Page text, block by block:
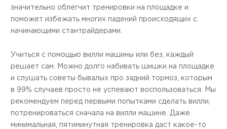
значительно облегчит тренировки на площадке и
поможет избежать многих падений происходящих с
начинающими стантрайдерами.
Учиться с помощью вилли машины или без, каждый
решает сам. Можно долго набивать шишки на площадке
и слушать советы бывалых про задний тормоз, которым
в 99% случаев просто не успевают воспользоваться. Мы
рекомендуем перед первыми попытками сделать вилли,
потренироваться сначала на вилли машине. Даже
минимальная, пятиминутная тренировка даст какое-то